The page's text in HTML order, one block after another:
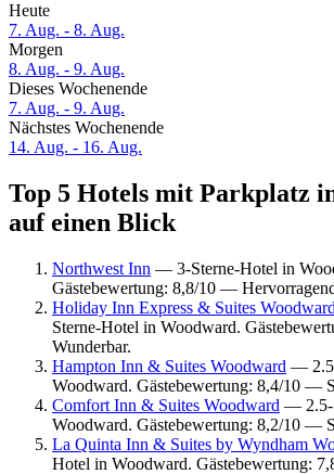
Heute
7. Aug. - 8. Aug.
Morgen
8. Aug. - 9. Aug.
Dieses Wochenende
7. Aug. - 9. Aug.
Nächstes Wochenende
14. Aug. - 16. Aug.
Top 5 Hotels mit Parkplatz
auf einen Blick
Northwest Inn — 3-Sterne-Hotel in
Gästebewertung: 8,8/10 —
Holiday Inn Express & Suites
Sterne-Hotel in Woodward.
Wunderbar.
Hampton Inn & Suites Woodward —
Woodward. Gästebewertung: 8,4/10 —
Comfort Inn & Suites Woodward — 2.5-
Woodward. Gästebewertung: 8,2/10 —
La Quinta Inn & Suites by Wyndham
Hotel in Woodward. Gästebewertung: